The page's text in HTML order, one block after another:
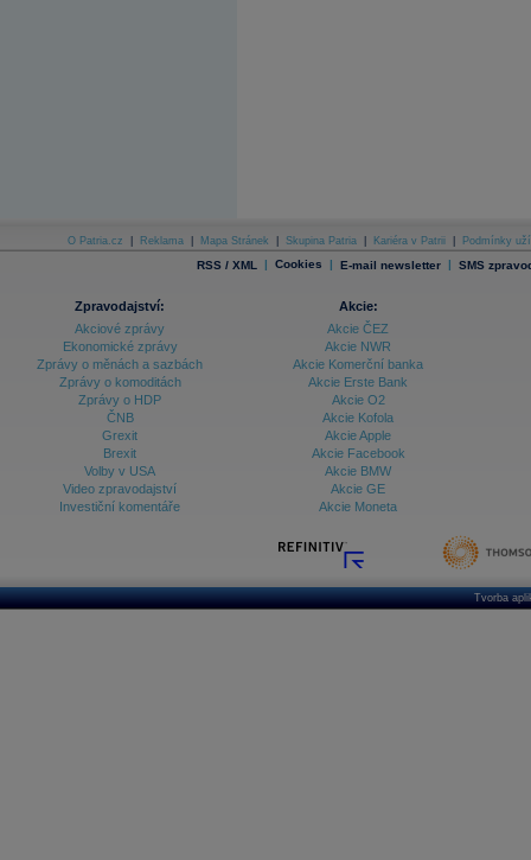
O Patria.cz Reklama Mapa Stránek Skupina Patria Kariéra v Patrii Podmínky
RSS / XML | Cookies | E-mail newsletter | SMS
Zpravodajství:
Akciové zprávy
Ekonomické zprávy
Zprávy o měnách a sazbách
Zprávy o komoditách
Zprávy o HDP
ČNB
Grexit
Brexit
Volby v USA
Video zpravodajství
Investiční komentáře
Akcie:
Akcie ČEZ
Akcie NWR
Akcie Komerční banka
Akcie Erste Bank
Akcie O2
Akcie Kofola
Akcie Apple
Akcie Facebook
Akcie BMW
Akcie GE
Akcie Moneta
Tvorba